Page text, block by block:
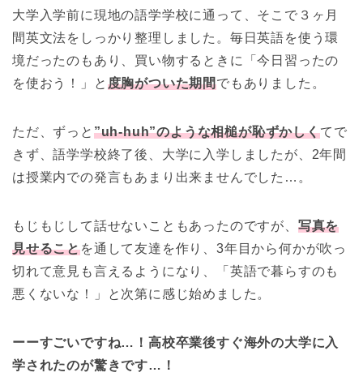
大学入学前に現地の語学学校に通って、そこで３ヶ月
間英文法をしっかり整理しました。毎日英語を使う環
境だったのもあり、買い物するときに「今日習ったの
を使おう！」と 度胸がついた期間でもありました。
ただ、ずっと ”uh-huh”のような相槌が恥ずかしくてで
きず、語学学校終了後、大学に入学しましたが、2年間
は授業内での発言もあまり出来ませんでした…。
もじもじして話せないこともあったのですが、 写真を
見せることを通して友達を作り、3年目から何かが吹っ
切れて意見も言えるようになり、「英語で暮らすのも
悪くないな！」と次第に感じ始めました。
ーーすごいですね…！高校卒業後すぐ海外の大学に入
学されたのが驚きです…！